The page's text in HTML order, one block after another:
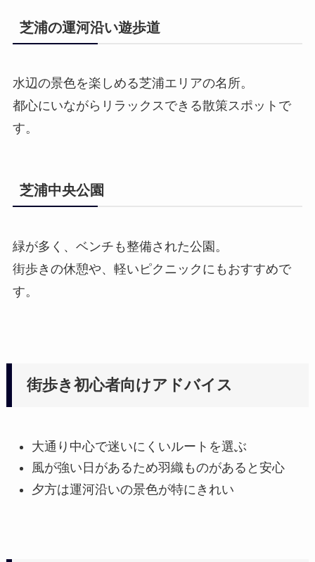
芝浦の運河沿い遊歩道
水辺の景色を楽しめる芝浦エリアの名所。
都心にいながらリラックスできる散策スポットで
す。
芝浦中央公園
緑が多く、ベンチも整備された公園。
街歩きの休憩や、軽いピクニックにもおすすめで
す。
街歩き初心者向けアドバイス
大通り中心で迷いにくいルートを選ぶ
風が強い日があるため羽織ものがあると安心
夕方は運河沿いの景色が特にきれい